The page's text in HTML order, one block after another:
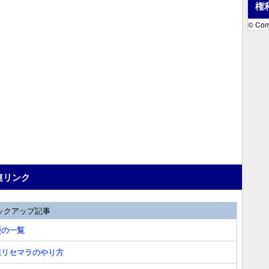
リンク
クアップ記事
一覧
セマラのやり方
権
©